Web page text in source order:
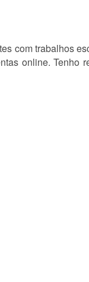
com trabalhos
online. Tenho